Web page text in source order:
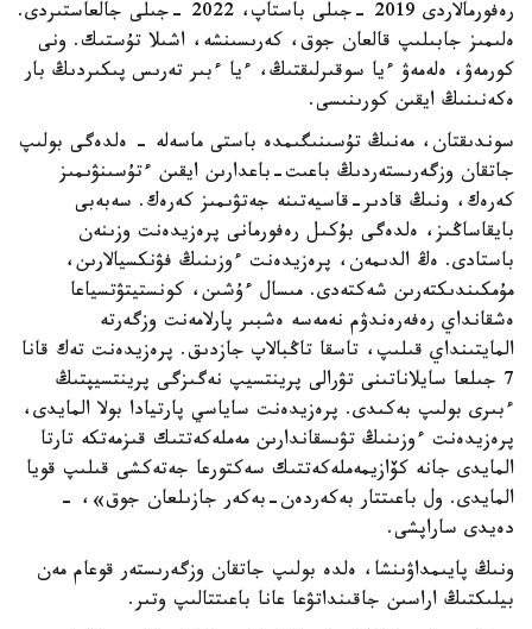
رەفورمالاردى 2019 -جىلى باستاپ، 2022 -جىلى جالعاستىردى.
ەلىمىز جابىلىپ قالعان جوق، كەرىسىنشە، اشىلا تۇستىك. ونى
كورمەۋ، ەلەمەۋ ءيا سوقىرلىقتىڭ، ءيا ءبىر تەرىس پىكىردىڭ بار
ەكەنىنىڭ ايقىن كورىنىسى.
سوندىقتان، مەنىڭ تۇسىنىگىمدە باستى ماسەلە - ەلدەگى بولىپ
جاتقان وزگەرىستەردىڭ باعىت-باعدارىن ايقىن ءتۇسىنۋىمىز
كەرەك، ونىڭ قادىر-قاسيەتىنە جەتۋىمىز كەرەك. سەبەبى
بايقاساڭىز، ەلدەگى بۇكىل رەفورمانى پرەزيدەنت وزىنەن
باستادى. ەڭ الدىمەن، پرەزيدەنت ءوزىنىڭ فۋنكسيالارىن،
مۇمكىندىكتەرىن شەكتەدى. مىسال ءۇشىن، كونستيتۋتسياعا
ەشقانداي رەفەرەندۋم نەمەسە ەشبىر پارلامەنت وزگەرتە
المايتىنداي قىلىپ، تاسقا تاڭبالاپ جازدىق. پرەزيدەنت تەك قانا
7 جىلعا سايلاناتىنى تۋرالى پرينتسيپ نەگىزگى پرينتسيپتىڭ
ءبىرى بولىپ بەكىدى. پرەزيدەنت ساياسي پارتيادا بولا المايدى،
پرەزيدەنت ءوزىنىڭ تۋىسقاندارىن مەملەكەتتىك قىزمەتكە تارتا
المايدى جانە كۆازيمەملەكەتتىك سەكتورعا جەتەكشى قىلىپ قويا
المايدى. ول باعىتتار بەكەردەن-بەكەر جازىلعان جوق»، -
دەيدى ساراپشى.
ونىڭ پايىمداۋىنشا، ەلدە بولىپ جاتقان وزگەرىستەر قوعام مەن
بيلىكتىڭ اراسىن جاقىنداتۋعا عانا باعىتتالىپ وتىر.